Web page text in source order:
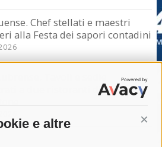
e altre
Chef stellati e maestri
alla Festa dei sapori contadini
a due ristoranti di Marina